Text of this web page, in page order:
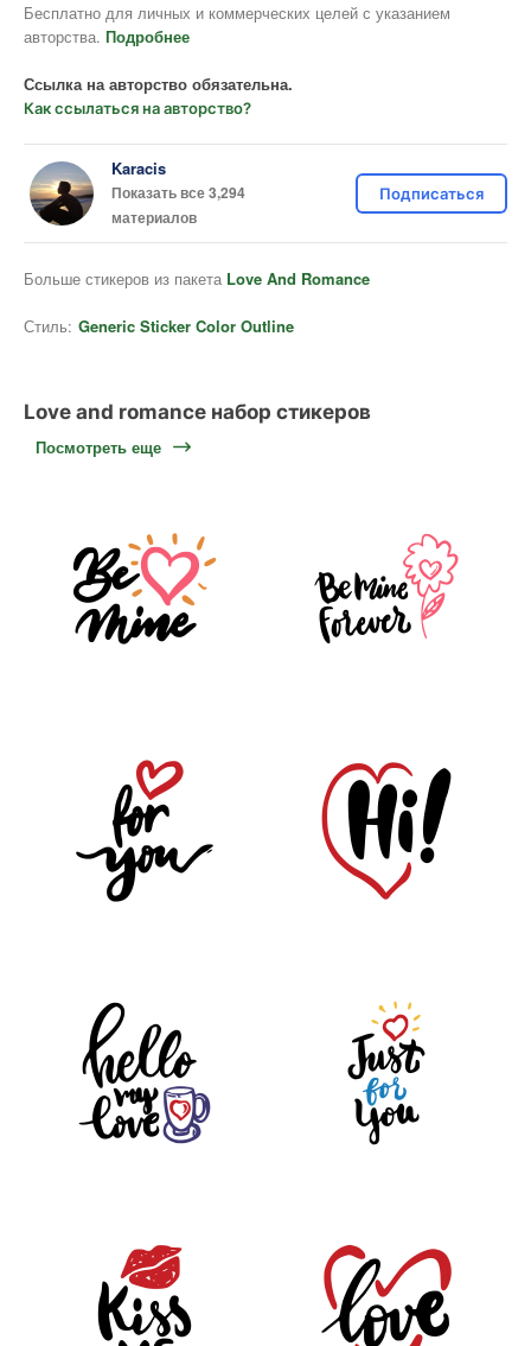
Бесплатно для личных и коммерческих целей с указанием
авторства. Подробнее
Ссылка на авторство обязательна.
Как ссылаться на авторство?
Karacis
Показать все 3,294
материалов
Подписаться
Больше стикеров из пакета Love And Romance
Стиль: Generic Sticker Color Outline
Love and romance набор стикеров
Посмотреть еще